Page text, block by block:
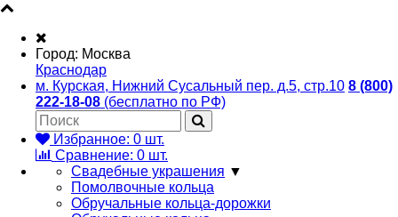
Город: Москва
Краснодар
м. Курская, Нижний Сусальный пер. д.5, стр.10 8 (800)
222-18-08 (бесплатно по РФ)
Избранное: 0 шт.
Сравнение: 0 шт.
Свадебные украшения ▼
Помолвочные кольца
Обручальные кольца-дорожки